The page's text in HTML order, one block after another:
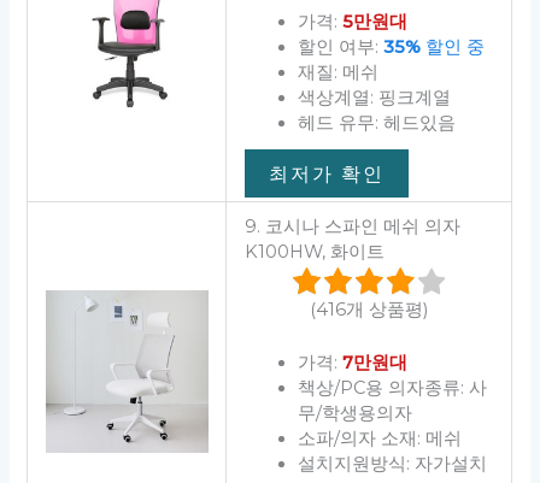
가격: 5만원대
할인 여부: 35%할인 중
재질: 메쉬
색상계열: 핑크계열
헤드 유무: 헤드있음
최저가 확인
9. 코시나 스파인 메쉬 의자
K100HW, 화이트
(416개 상품평)
가격: 7만원대
책상/PC용 의자종류: 사
무/학생용의자
소파/의자 소재: 메쉬
설치지원방식: 자가설치